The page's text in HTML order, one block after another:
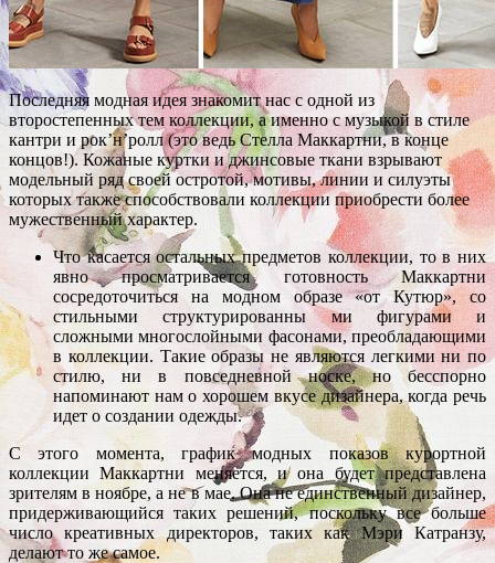
Последняя модная идея знакомит нас с одной из
второстепенных тем коллекции, а именно с музыкой в стиле
кантри и рок’н’ролл (это ведь Стелла Маккартни, в конце
концов!). Кожаные куртки и джинсовые ткани взрывают
модельный ряд своей остротой, мотивы, линии и силуэты
которых также способствовали коллекции приобрести более
мужественный характер.
Что касается остальных предметов коллекции, то в них
явно просматривается готовность Маккартни
сосредоточиться на модном образе «от Кутюр», со
стильными структурированны ми фигурами и
сложными многослойными фасонами, преобладающими
в коллекции. Такие образы не являются легкими ни по
стилю, ни в повседневной носке, но бесспорно
напоминают нам о хорошем вкусе дизайнера, когда речь
идет о создании одежды.
С этого момента, график модных показов курортной
коллекции Маккартни меняется, и она будет представлена
зрителям в ноябре, а не в мае. Она не единственный дизайнер,
придерживающийся таких решений, поскольку все больше
число креативных директоров, таких как Мэри Катранзу,
делают то же самое.